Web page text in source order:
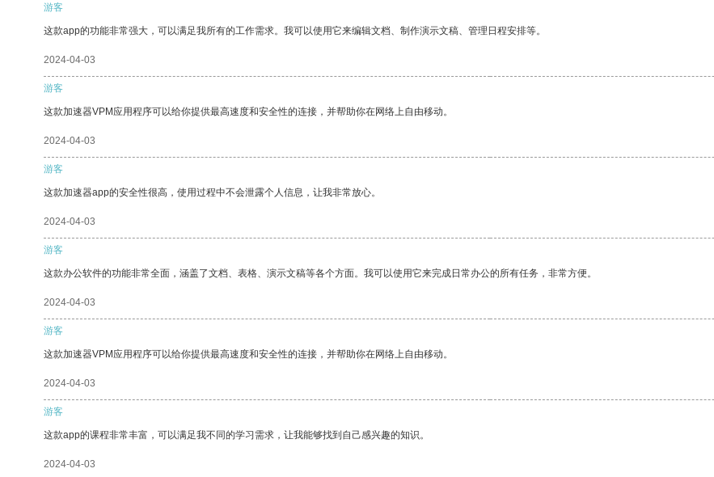
游客
这款app的功能非常强大，可以满足我所有的工作需求。我可以使用它来编辑文档、制作演示文稿、管理日程安排等。
2024-04-03
游客
这款加速器VPM应用程序可以给你提供最高速度和安全性的连接，并帮助你在网络上自由移动。
2024-04-03
游客
这款加速器app的安全性很高，使用过程中不会泄露个人信息，让我非常放心。
2024-04-03
游客
这款办公软件的功能非常全面，涵盖了文档、表格、演示文稿等各个方面。我可以使用它来完成日常办公的所有任务，非常方便。
2024-04-03
游客
这款加速器VPM应用程序可以给你提供最高速度和安全性的连接，并帮助你在网络上自由移动。
2024-04-03
游客
这款app的课程非常丰富，可以满足我不同的学习需求，让我能够找到自己感兴趣的知识。
2024-04-03